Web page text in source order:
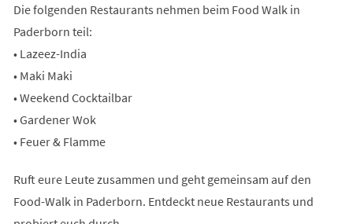
Die folgenden Restaurants nehmen beim Food Walk in
Paderborn teil:
• Lazeez-India
• Maki Maki
• Weekend Cocktailbar
• Gardener Wok
• Feuer & Flamme
Ruft eure Leute zusammen und geht gemeinsam auf den
Food-Walk in Paderborn. Entdeckt neue Restaurants und